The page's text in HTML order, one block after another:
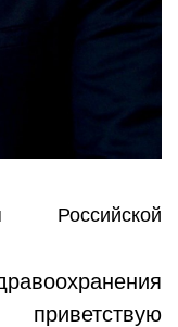
Российской